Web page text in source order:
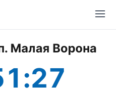
Малая Ворона